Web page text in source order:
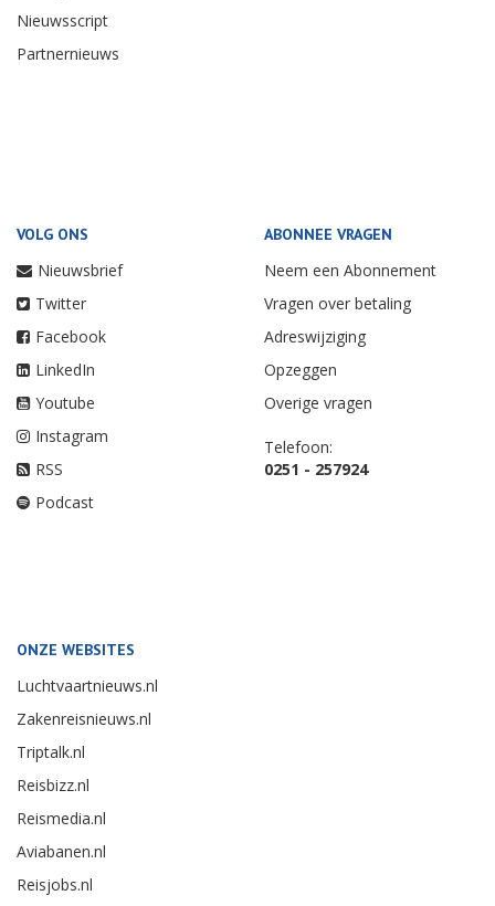
Nieuwsscript
Partnernieuws
VOLG ONS
Nieuwsbrief
Twitter
Facebook
LinkedIn
Youtube
Instagram
RSS
Podcast
ABONNEE VRAGEN
Neem een Abonnement
Vragen over betaling
Adreswijziging
Opzeggen
Overige vragen
Telefoon:
0251 - 257924
ONZE WEBSITES
Luchtvaartnieuws.nl
Zakenreisnieuws.nl
Triptalk.nl
Reisbizz.nl
Reismedia.nl
Aviabanen.nl
Reisjobs.nl